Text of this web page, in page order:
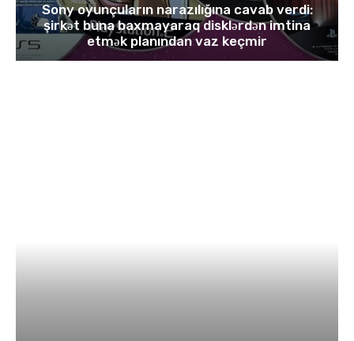
Sony oyunçuların narazılığına cavab verdi:
şirkət buna baxmayaraq disklərdən imtina
etmək planından vaz keçmir